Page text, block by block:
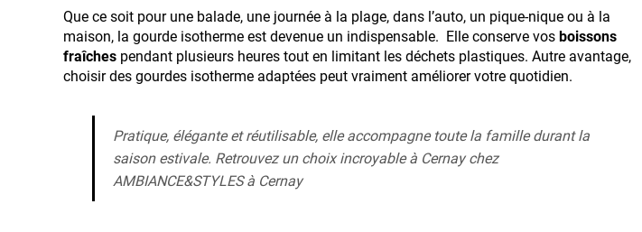
Que ce soit pour une balade, une journée à la plage, dans l’auto, un pique-nique ou à la
maison, la gourde isotherme est devenue un indispensable. Elle conserve vos boissons
fraîches pendant plusieurs heures tout en limitant les déchets plastiques. Autre avantage,
choisir des gourdes isotherme adaptées peut vraiment améliorer votre quotidien.
Pratique, élégante et réutilisable, elle accompagne toute la famille durant la
saison estivale. Retrouvez un choix incroyable à Cernay chez
AMBIANCE&STYLES à Cernay